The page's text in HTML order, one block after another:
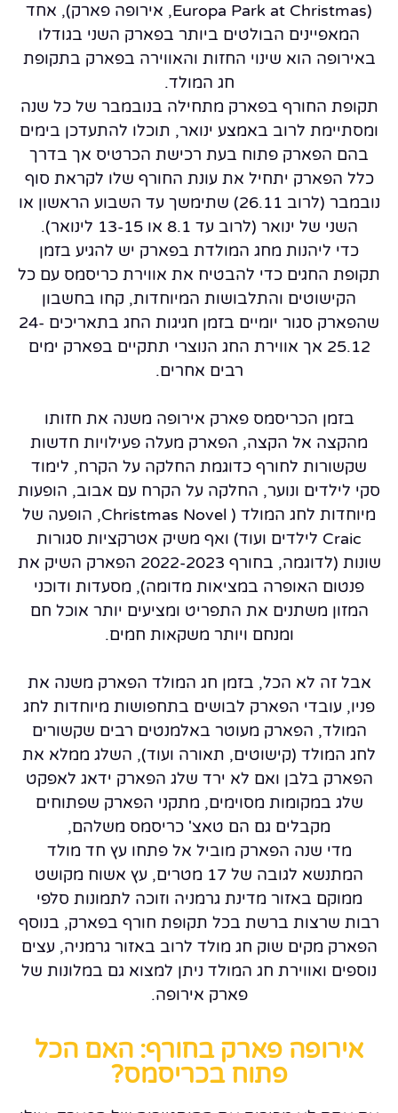
(Europa Park at Christmas, אירופה פארק), אחד
המאפיינים הבולטים ביותר בפארק השני בגודלו
באירופה הוא שינוי החזות והאווירה בפארק בתקופת
חג המולד.
תקופת החורף בפארק מתחילה בנובמבר של כל שנה
ומסתיימת לרוב באמצע ינואר, תוכלו להתעדכן בימים
בהם הפארק פתוח בעת רכישת הכרטיס אך בדרך
כלל הפארק יתחיל את עונת החורף שלו לקראת סוף
נובמבר (לרוב 26.11) שתימשך עד השבוע הראשון או
השני של ינואר (לרוב עד 8.1 או 13-15 לינואר).
כדי ליהנות מחג המולדת בפארק יש להגיע בזמן
תקופת החגים כדי להבטיח את אווירת כריסמס עם כל
הקישוטים והתלבושות המיוחדות, קחו בחשבון
שהפארק סגור יומיים בזמן חגיגות החג בתאריכים 24-
25.12 אך אווירת החג הנוצרי תתקיים בפארק ימים
רבים אחרים.
בזמן הכריסמס פארק אירופה משנה את חזותו
מהקצה אל הקצה, הפארק מעלה פעילויות חדשות
שקשורות לחורף כדוגמת החלקה על הקרח, לימוד
סקי לילדים ונוער, החלקה על הקרח עם אבוב, הופעות
מיוחדות לחג המולד ( Christmas Novel, הופעה של
Craic לילדים ועוד) ואף משיק אטרקציות סגורות
שונות (לדוגמה, בחורף 2022-2023 הפארק השיק את
פנטום האופרה במציאות מדומה), מסעדות ודוכני
המזון משתנים את התפריט ומציעים יותר אוכל חם
ומנחם ויותר משקאות חמים.
אבל זה לא הכל, בזמן חג המולד הפארק משנה את
פניו, עובדי הפארק לבושים בתחפושות מיוחדות לחג
המולד, הפארק מעוטר באלמנטים רבים שקשורים
לחג המולד (קישוטים, תאורה ועוד), השלג ממלא את
הפארק בלבן ואם לא ירד שלג הפארק ידאג לאפקט
שלג במקומות מסוימים, מתקני הפארק שפתוחים
מקבלים גם הם טאצ' כריסמס משלהם,
מדי שנה הפארק מוביל אל פתחו עץ חד מולד
המתנשא לגובה של 17 מטרים, עץ אשוח מקושט
ממוקם באזור מדינת גרמניה וזוכה לתמונות סלפי
רבות שרצות ברשת בכל תקופת חורף בפארק, בנוסף
הפארק מקים שוק חג מולד לרוב באזור גרמניה, עצים
נוספים ואווירת חג המולד ניתן למצוא גם במלונות של
פארק אירופה.
אירופה פארק בחורף: האם הכל
פתוח בכריסמס?